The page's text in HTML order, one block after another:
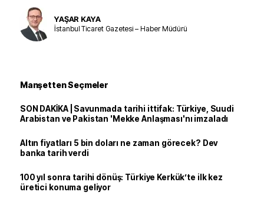
YAŞAR KAYA
İstanbul Ticaret Gazetesi – Haber Müdürü
Manşetten Seçmeler
SON DAKİKA | Savunmada tarihi ittifak: Türkiye, Suudi
Arabistan ve Pakistan 'Mekke Anlaşması'nı imzaladı
Altın fiyatları 5 bin doları ne zaman görecek? Dev
banka tarih verdi
100 yıl sonra tarihi dönüş: Türkiye Kerkük’te ilk kez
üretici konuma geliyor